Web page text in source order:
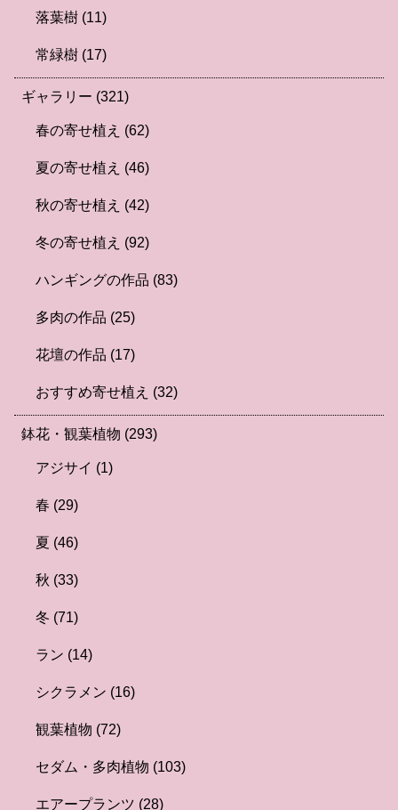
落葉樹 (11)
常緑樹 (17)
ギャラリー (321)
春の寄せ植え (62)
夏の寄せ植え (46)
秋の寄せ植え (42)
冬の寄せ植え (92)
ハンギングの作品 (83)
多肉の作品 (25)
花壇の作品 (17)
おすすめ寄せ植え (32)
鉢花・観葉植物 (293)
アジサイ (1)
春 (29)
夏 (46)
秋 (33)
冬 (71)
ラン (14)
シクラメン (16)
観葉植物 (72)
セダム・多肉植物 (103)
エアープランツ (28)